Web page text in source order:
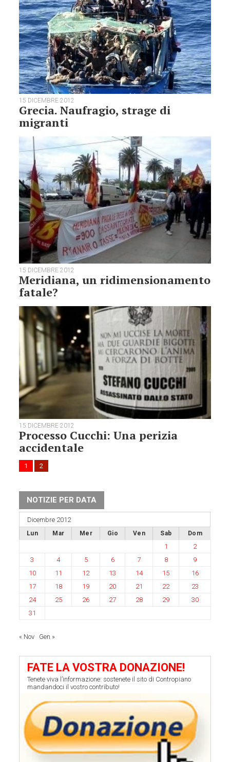
15 DICEMBRE 2012
Grecia. Naufragio, strage di
migranti
15 DICEMBRE 2012
Meridiana, un ridimensionamento
fatale?
15 DICEMBRE 2012
Processo Cucchi: Una perizia
accidentale
1 2
NOTIZIE PER DATA
Dicembre 2012
Lun Mar Mer Gio Ven Sab Dom
1
2
3
4 5 6 7 8
9
10
11 12 13 14 15
16
17
18 19 20 21 22
23
24
25 26 27 28 29
30
31
« Nov Gen »
FATE LA VOSTRA DONAZIONE!
Tenete viva l’informazione: sostenete il sito di Contropiano
mandandoci il vostro contributo!